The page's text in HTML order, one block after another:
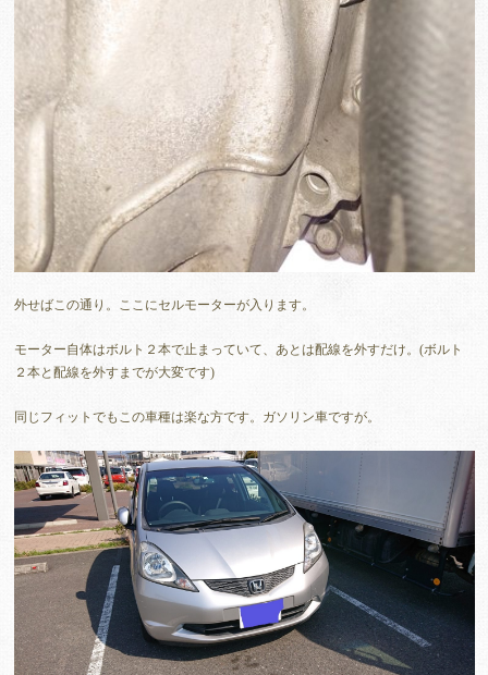
外せばこの通り。ここにセルモーターが入ります。
モーター自体はボルト２本で止まっていて、あとは配線を外すだけ。(ボルト
２本と配線を外すまでが大変です)
同じフィットでもこの車種は楽な方です。ガソリン車ですが。